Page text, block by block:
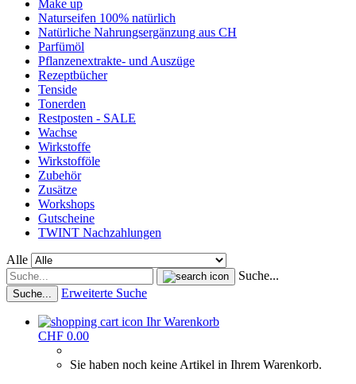
Make up
Naturseifen 100% natürlich
Natürliche Nahrungsergänzung aus CH
Parfümöl
Pflanzenextrakte- und Auszüge
Rezeptbücher
Tenside
Tonerden
Restposten - SALE
Wachse
Wirkstoffe
Wirkstofföle
Zubehör
Zusätze
Workshops
Gutscheine
TWINT Nachzahlungen
Alle
Suche...
Suche... Erweiterte Suche
Ihr Warenkorb
CHF 0.00
Sie haben noch keine Artikel in Ihrem Warenkorb.